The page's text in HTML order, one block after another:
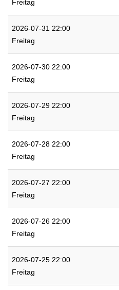
Freitag
2026-07-31 22:00
Freitag
2026-07-30 22:00
Freitag
2026-07-29 22:00
Freitag
2026-07-28 22:00
Freitag
2026-07-27 22:00
Freitag
2026-07-26 22:00
Freitag
2026-07-25 22:00
Freitag